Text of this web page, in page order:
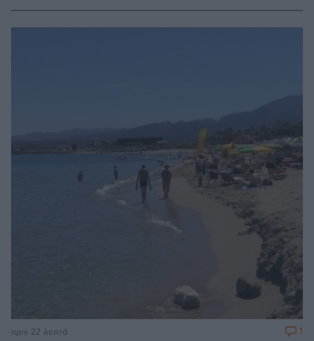
πριν 22 λεπτά 1